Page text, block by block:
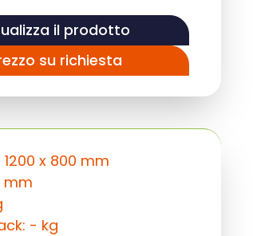
il prodotto
su richiesta
x 800 mm
mm
- kg